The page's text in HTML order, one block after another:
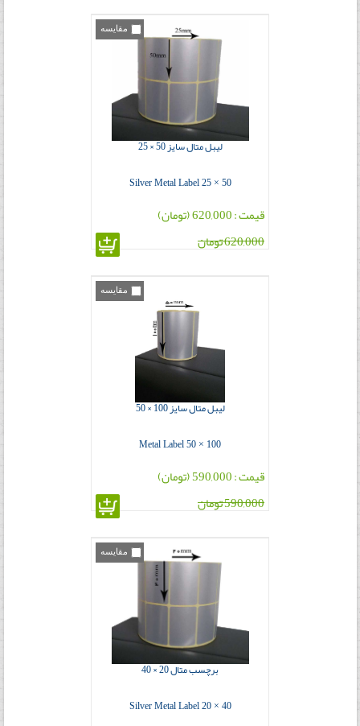
مقایسه
لیبل متال سایز 50 × 25
Silver Metal Label 25 × 50
قیمت : 620,000 (تومان)
620,000 تومان
مقایسه
لیبل متال سایز 100 × 50
Metal Label 50 × 100
قیمت : 590,000 (تومان)
590,000 تومان
مقایسه
برچسب متال 20 × 40
Silver Metal Label 20 × 40